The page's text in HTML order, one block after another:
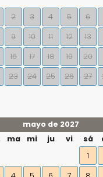
2 3 4 5 6
9 10 11 12 13
16 17 18 19 20
23 24 25 26 27
mayo de 2027
ma mi ju vi sá
1